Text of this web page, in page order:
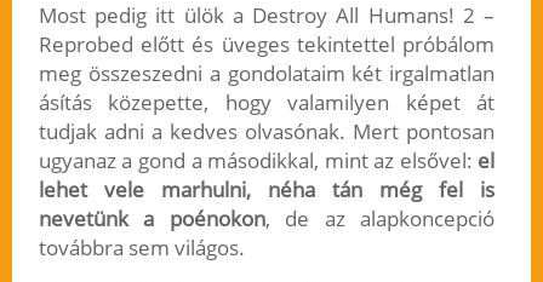
Most pedig itt ülök a Destroy All Humans! 2 –
Reprobed előtt és üveges tekintettel próbálom
meg összeszedni a gondolataim két irgalmatlan
ásítás közepette, hogy valamilyen képet át
tudjak adni a kedves olvasónak. Mert pontosan
ugyanaz a gond a másodikkal, mint az elsővel: el
lehet vele marhulni, néha tán még fel is
nevetünk a poénokon, de az alapkoncepció
továbbra sem világos.